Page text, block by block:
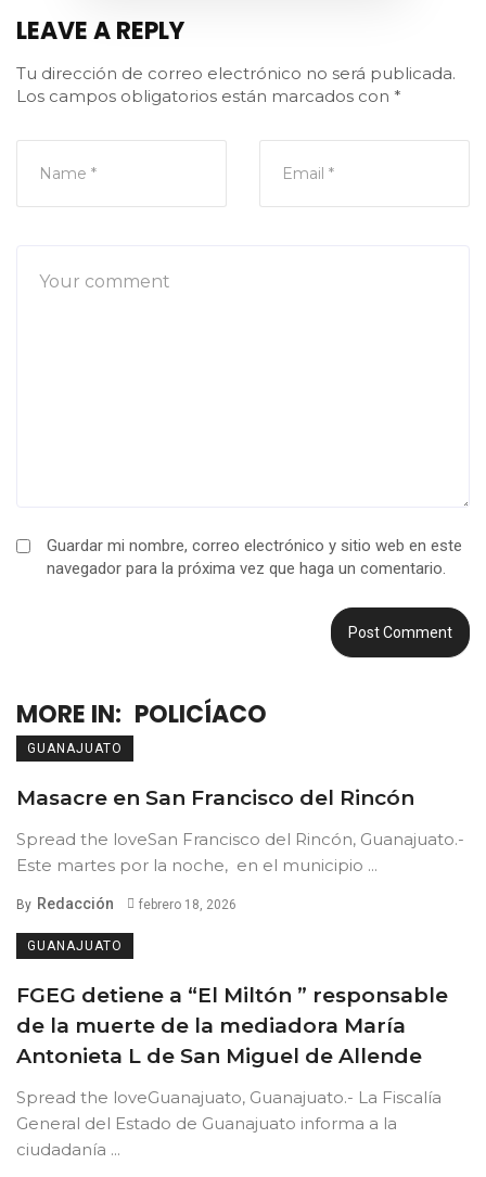
LEAVE A REPLY
Tu dirección de correo electrónico no será publicada.
Los campos obligatorios están marcados con *
Guardar mi nombre, correo electrónico y sitio web en este
navegador para la próxima vez que haga un comentario.
MORE IN: POLICÍACO
GUANAJUATO
Masacre en San Francisco del Rincón
Spread the loveSan Francisco del Rincón, Guanajuato.-
Este martes por la noche, en el municipio ...
By Redacción febrero 18, 2026
GUANAJUATO
FGEG detiene a “El Miltón ” responsable
de la muerte de la mediadora María
Antonieta L de San Miguel de Allende
Spread the loveGuanajuato, Guanajuato.- La Fiscalía
General del Estado de Guanajuato informa a la
ciudadanía ...